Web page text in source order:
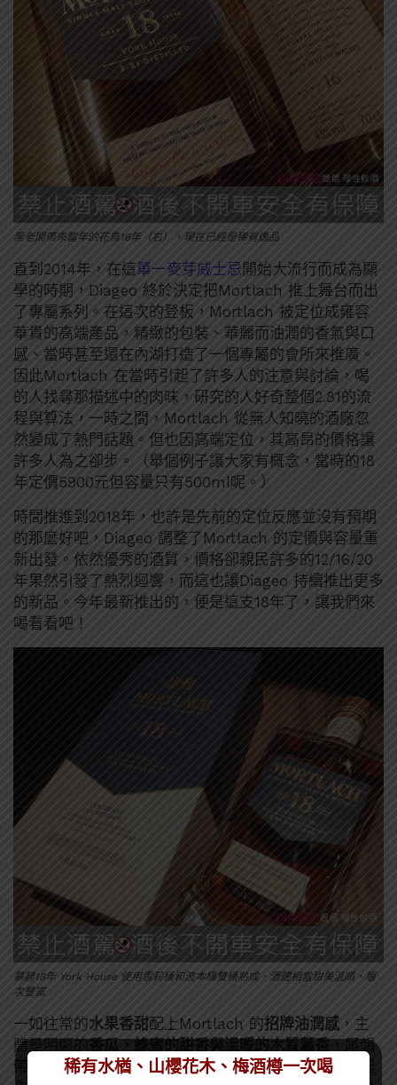
黑老闆帶來當年的花鳥16年（右），現在已經是稀有逸品
直到2014年，在這單一麥芽威士忌 開始大流行而成為顯
學的時期，Diageo 終於決定把Mortlach 推上舞台而出
了專屬系列。在這次的登板，Mortlach 被定位成雍容
華貴的高端產品，精緻的包裝、華麗而油潤的香氣與口
感、當時甚至還在內湖打造了一個專屬的會所來推廣。
因此Mortlach 在當時引起了許多人的注意與討論，喝
的人找尋那描述中的肉味，研究的人好奇整個2.81的流
程與算法，一時之間，Mortlach 從無人知曉的酒廠忽
然變成了熱門話題。但也因高端定位，其高昂的價格讓
許多人為之卻步。（舉個例子讓大家有概念，當時的18
年定價5900元但容量只有500ml呢。）
時間推進到2018年，也許是先前的定位反應並沒有預期
的那麼好吧，Diageo 調整了Mortlach 的定價與容量重
新出發。依然優秀的酒質，價格卻親民許多的12/16/20
年果然引發了熱烈迴響，而這也讓Diageo 持續推出更多
的新品。今年最新推出的，便是這支18年了，讓我們來
喝看看吧！
慕赫18年 York House 使用雪莉桶和波本桶雙桶熟成，酒體相當甜美溫順、層
次豐富
一如往常的水果香甜配上Mortlach 的招牌油潤感 ，主
體是明顯的香瓜，蜂蜜的甜香與溫暖的木質薰香，尾韻
帶上一絲煙燻感，杯底居然還有點香茅味與焦糖。比起
稀有水楢、山櫻花木、梅酒樽一次喝